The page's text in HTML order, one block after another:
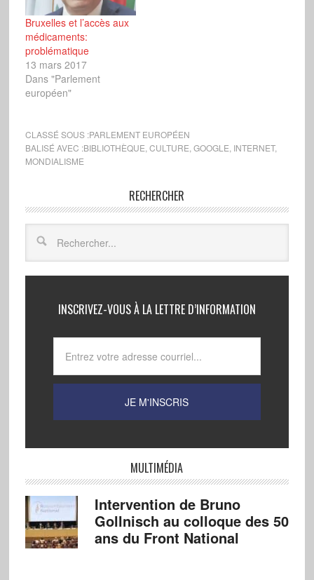
Bruxelles et l’accès aux
médicaments:
problématique
13 mars 2017
Dans "Parlement
européen"
CLASSÉ SOUS :PARLEMENT EUROPÉEN
BALISÉ AVEC :BIBLIOTHÈQUE CULTURE GOOGLE INTERNET,
MONDIALISME
RECHERCHER
INSCRIVEZ-VOUS À LA LETTRE D’INFORMATION
MULTIMÉDIA
Intervention de Bruno
Gollnisch au colloque des 50
ans du Front National